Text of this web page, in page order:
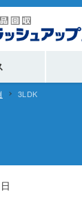
3LDK